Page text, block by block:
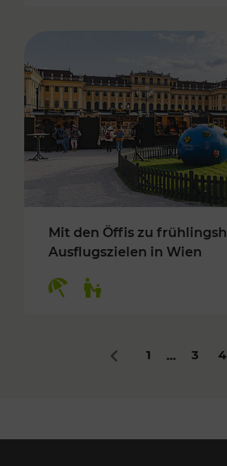
Mit den Öffis zu
Ausflugszielen in Wien
Zurück
1 ... 3 4